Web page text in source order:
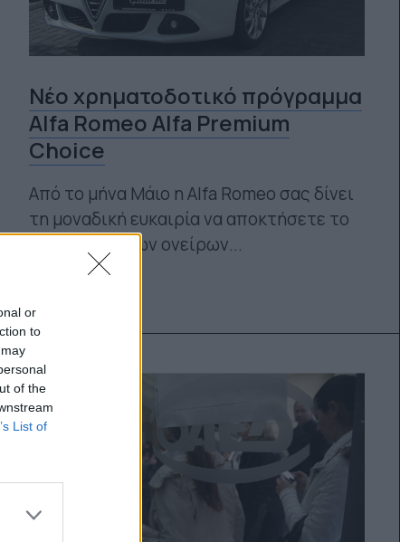
or
to
of the
List of
Νέο χρηματοδοτικό πρόγραμμα
Alfa Romeo Alfa Premium
Choice
Από το μήνα Μάιο η Alfa Romeo σας δίνει
τη μοναδική ευκαιρία να αποκτήσετε το
αυτοκίνητο των ονείρων...